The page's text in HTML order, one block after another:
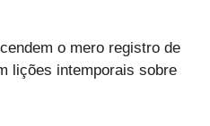
o mero registro de
lições intemporais sobre